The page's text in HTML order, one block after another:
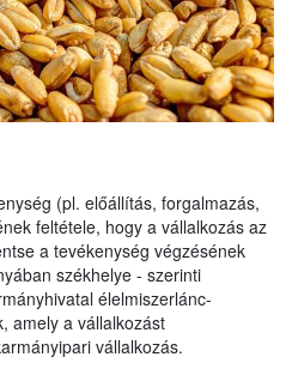
(pl. előállítás, forgalmazás,
feltétele, hogy a vállalkozás az
a tevékenység végzésének
székhelye - szerinti
élelmiszerlánc-
amely a vállalkozást
vállalkozás.